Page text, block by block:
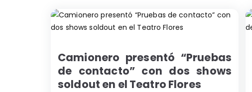
Camionero presentó “Pruebas
de contacto” con dos shows
soldout en el Teatro Flores